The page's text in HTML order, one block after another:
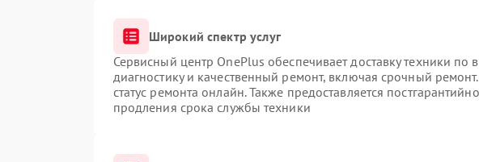
Широкий спектр услуг
Сервисный центр OnePlus обеспечивает доставку техники по
диагностику и качественный ремонт, включая срочный
статус ремонта онлайн. Также предоставляется
продления срока службы техники